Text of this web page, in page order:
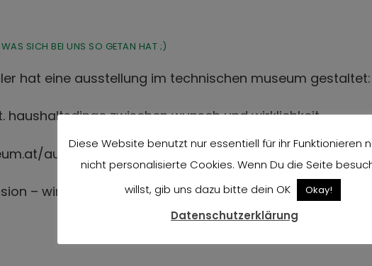
SICH BEI UNS SO GETAN HAT ;)
hat eine ausstellung im technischen museum gestaltet:
zwischen wunsch und wirklichkeit.
ausstellung/geliebt-gelobt-unerwuenscht.
– wir gratulieren herzlich! – aber die ausstellung läuft
Diese Website benutzt nur essentiell für ihr Funktionieren
nicht personalisierte Cookies. Wenn Du die Seite
willst, gib uns dazu bitte dein OK
Okay!
Datenschutzerklärung